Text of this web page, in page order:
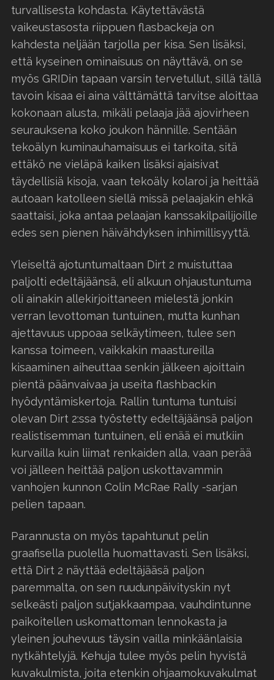
turvallisesta kohdasta. Käytettävästä
vaikeustasosta riippuen flasbackeja on
kahdesta neljään tarjolla per kisa. Sen lisäksi,
että kyseinen ominaisuus on näyttävä, on se
myös GRIDin tapaan varsin tervetullut, sillä tällä
tavoin kisaa ei aina välttämättä tarvitse aloittaa
kokonaan alusta, mikäli pelaaja jää ajovirheen
seurauksena koko joukon hännille. Sentään
tekoälyn kuminauhamaisuus ei tarkoita, sitä
ettäkö ne vieläpä kaiken lisäksi ajaisivat
täydellisiä kisoja, vaan tekoäly kolaroi ja heittää
autoaan katolleen siellä missä pelaajakin ehkä
saattaisi, joka antaa pelaajan kanssakilpailijoille
edes sen pienen häivähdyksen inhimillisyyttä.
Yleiseltä ajotuntumaltaan Dirt 2 muistuttaa
paljolti edeltäjäänsä, eli alkuun ohjaustuntuma
oli ainakin allekirjoittaneen mielestä jonkin
verran levottoman tuntuinen, mutta kunhan
ajettavuus uppoaa selkäytimeen, tulee sen
kanssa toimeen, vaikkakin maastureilla
kisaaminen aiheuttaa senkin jälkeen ajoittain
pientä päänvaivaa ja useita flashbackin
hyödyntämiskertoja. Rallin tuntuma tuntuisi
olevan Dirt 2:ssa työstetty edeltäjäänsä paljon
realistisemman tuntuinen, eli enää ei mutkiin
kurvailla kuin liimat renkaiden alla, vaan perää
voi jälleen heittää paljon uskottavammin
vanhojen kunnon Colin McRae Rally -sarjan
pelien tapaan.
Parannusta on myös tapahtunut pelin
graafisella puolella huomattavasti. Sen lisäksi,
että Dirt 2 näyttää edeltäjääsä paljon
paremmalta, on sen ruudunpäivityskin nyt
selkeästi paljon sutjakkaampaa, vauhdintunne
paikoitellen uskomattoman lennokasta ja
yleinen jouhevuus täysin vailla minkäänlaisia
nytkähtelyjä. Kehuja tulee myös pelin hyvistä
kuvakulmista, joita etenkin ohjaamokuvakulmat